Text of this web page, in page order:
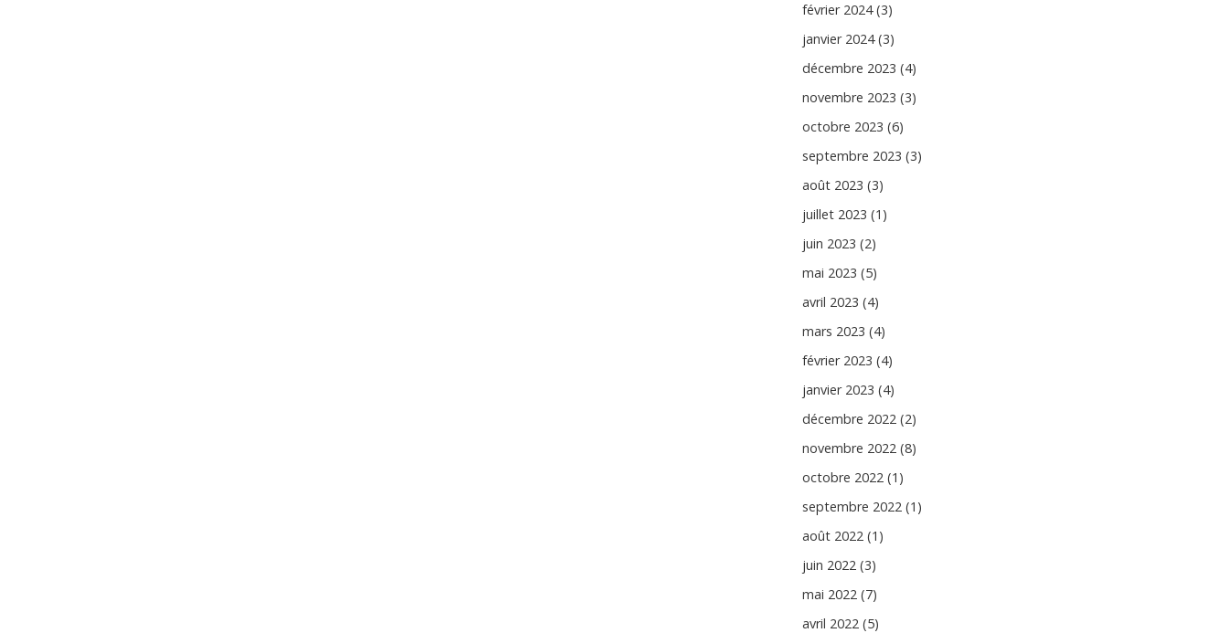
février 2024 (3)
janvier 2024 (3)
décembre 2023 (4)
novembre 2023 (3)
octobre 2023 (6)
septembre 2023 (3)
août 2023 (3)
juillet 2023 (1)
juin 2023 (2)
mai 2023 (5)
avril 2023 (4)
mars 2023 (4)
février 2023 (4)
janvier 2023 (4)
décembre 2022 (2)
novembre 2022 (8)
octobre 2022 (1)
septembre 2022 (1)
août 2022 (1)
juin 2022 (3)
mai 2022 (7)
avril 2022 (5)